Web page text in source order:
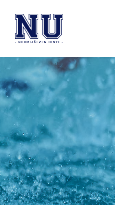
Siirry
sivun
sisältöön
Nurmijärven Uinti ry